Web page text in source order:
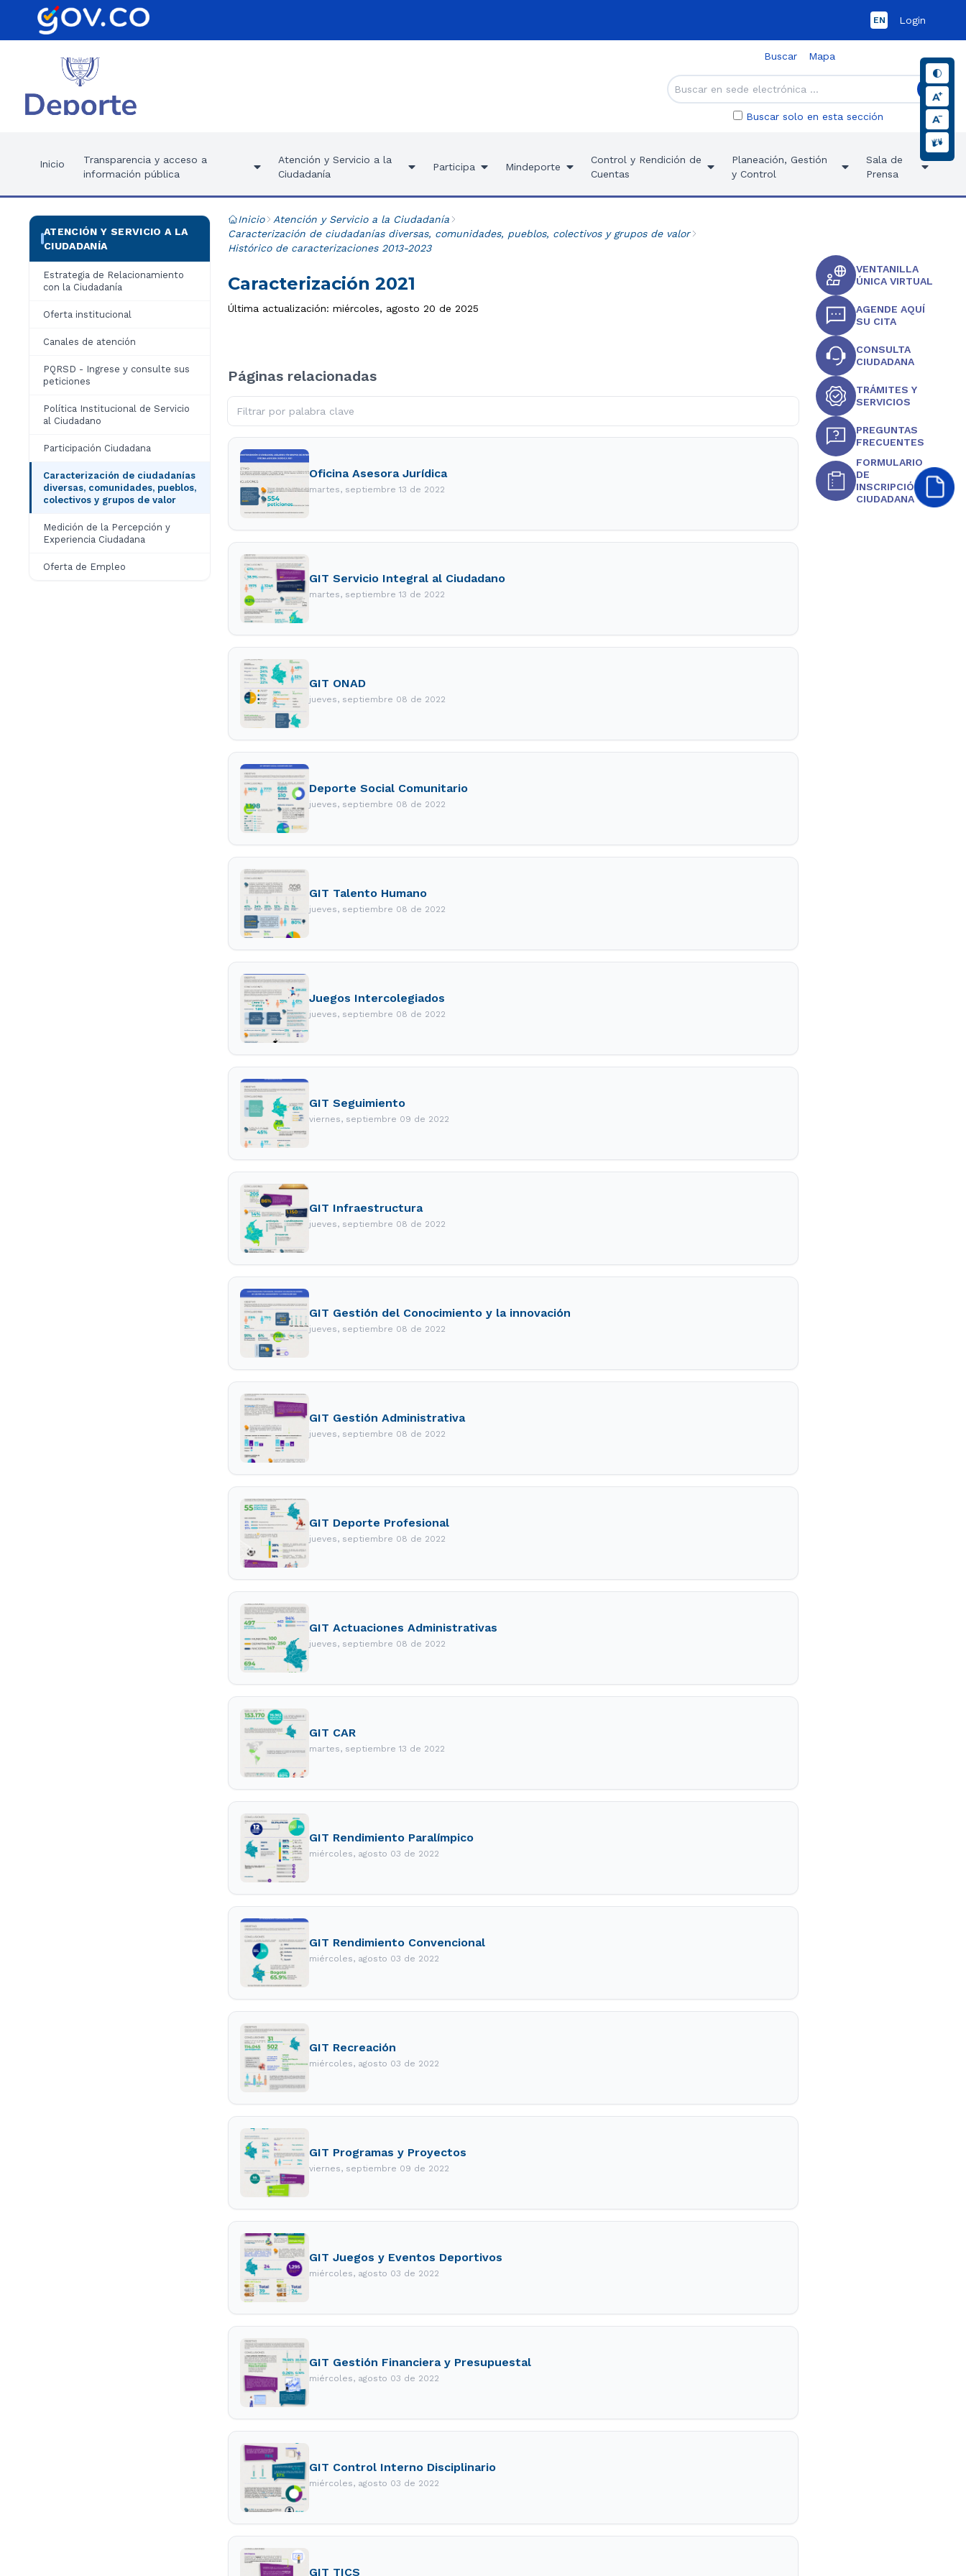
EN Login
Buscar Mapa
Buscar solo en esta sección
Inicio
Transparencia y acceso a
información pública
Atención y Servicio a la
Ciudadanía
Participa Mindeporte
Control y Rendición de
Cuentas
Planeación, Gestión
y Control
Sala de
Prensa
ATENCIÓN Y SERVICIO A LA
CIUDADANÍA
Estrategia de Relacionamiento
con la Ciudadanía
Oferta institucional
Canales de atención
PQRSD - Ingrese y consulte sus
peticiones
Política Institucional de Servicio
al Ciudadano
Participación Ciudadana
Caracterización de ciudadanías
diversas, comunidades, pueblos,
colectivos y grupos de valor
Medición de la Percepción y
Experiencia Ciudadana
Oferta de Empleo
Inicio
Atención y Servicio a la Ciudadanía
Caracterización de ciudadanías diversas, comunidades, pueblos, colectivos y grupos de valor
Histórico de caracterizaciones 2013-2023
Caracterización 2021
Última actualización: miércoles, agosto 20 de 2025
Páginas relacionadas
Oficina Asesora Jurídica
martes, septiembre 13 de 2022
GIT Servicio Integral al Ciudadano
martes, septiembre 13 de 2022
GIT ONAD
jueves, septiembre 08 de 2022
Deporte Social Comunitario
jueves, septiembre 08 de 2022
GIT Talento Humano
jueves, septiembre 08 de 2022
Juegos Intercolegiados
jueves, septiembre 08 de 2022
GIT Seguimiento
viernes, septiembre 09 de 2022
GIT Infraestructura
jueves, septiembre 08 de 2022
GIT Gestión del Conocimiento y la innovación
jueves, septiembre 08 de 2022
GIT Gestión Administrativa
jueves, septiembre 08 de 2022
GIT Deporte Profesional
jueves, septiembre 08 de 2022
GIT Actuaciones Administrativas
jueves, septiembre 08 de 2022
GIT CAR
martes, septiembre 13 de 2022
GIT Rendimiento Paralímpico
miércoles, agosto 03 de 2022
GIT Rendimiento Convencional
miércoles, agosto 03 de 2022
GIT Recreación
miércoles, agosto 03 de 2022
GIT Programas y Proyectos
viernes, septiembre 09 de 2022
GIT Juegos y Eventos Deportivos
miércoles, agosto 03 de 2022
GIT Gestión Financiera y Presupuestal
miércoles, agosto 03 de 2022
GIT Control Interno Disciplinario
miércoles, agosto 03 de 2022
GIT TICS
VENTANILLA
ÚNICA VIRTUAL
AGENDE AQUÍ
SU CITA
CONSULTA
CIUDADANA
TRÁMITES Y
SERVICIOS
PREGUNTAS
FRECUENTES
FORMULARIO
DE
INSCRIPCIÓN
CIUDADANA